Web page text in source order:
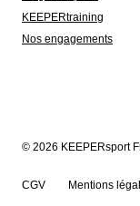
KEEPERtraining
Nos engagements
© 2026 KEEPERsport
CGV Mentions